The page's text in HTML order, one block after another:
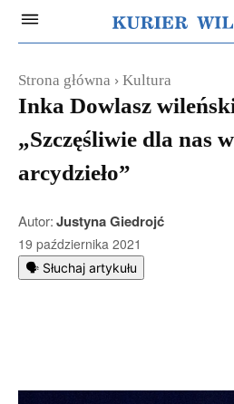
Strona główna Kultura
Inka Dowlasz
„Szczęśliwie dla nas
arcydzieło”
Autor:Justyna Giedrojć
19 października 2021
🗣️ Słuchaj artykułu